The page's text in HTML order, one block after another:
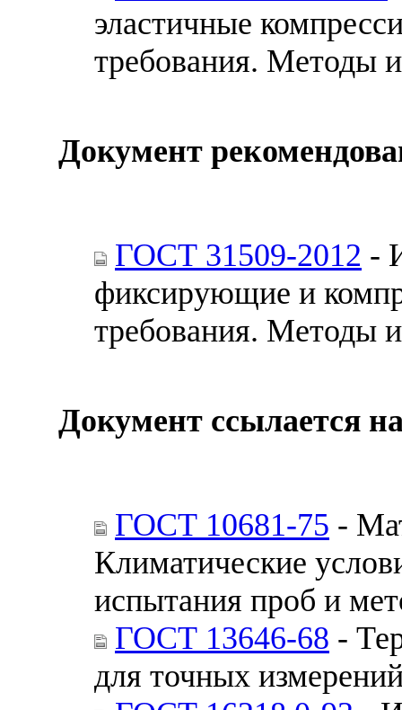
эластичные
требования. Методы
Документ
ГОСТ 31509-2012 -
фиксирующие и
требования. Методы
Документ ссылается
ГОСТ 10681-75 -
Климатические
испытания проб и
ГОСТ 13646-68 -
для точных